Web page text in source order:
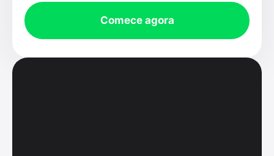
Comece agora